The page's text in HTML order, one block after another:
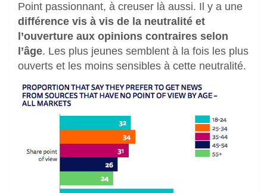
Point passionnant, à creuser là aussi. Il y a une
différence vis à vis de la neutralité et
l’ouverture aux opinions contraires selon
l’âge. Les plus jeunes semblent à la fois les plus
ouverts et les moins sensibles à cette neutralité.